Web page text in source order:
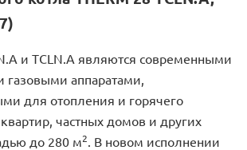
и TCLN.A являются современными
газовыми аппаратами,
для отопления и горячего
частных домов и других
до 280 м2. В новом исполнении